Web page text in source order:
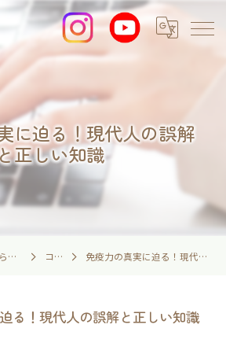
に迫る！現代人の誤解
正しい知識
愛知のデトックスなら足湯とイネイトの家 コラム 免疫力の真実に迫る！現代人の誤解と正しい知識
る！現代人の誤解と正しい知識